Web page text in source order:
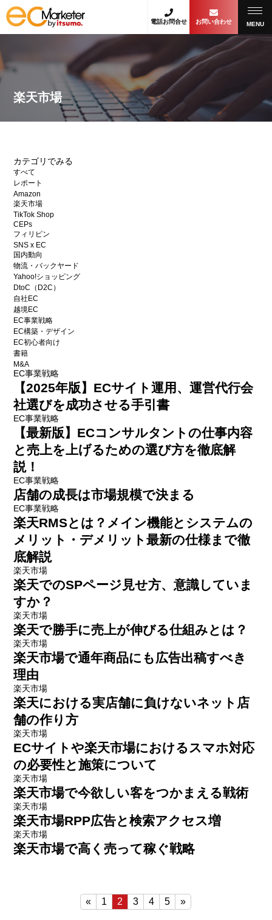
電話お問合せ お問い合わせ MENU
楽天市場
カテゴリでみる
すべて
レポート
Amazon
楽天市場
TikTok Shop
CEPs
フィリピン
SNS x EC
国内動向
物流・バックヤード
Yahoo!ショッピング
DtoC（D2C）
自社EC
越境EC
EC事業戦略
EC構築・デザイン
EC初心者向け
書籍
M&A
EC事業戦略
【2025年版】ECサイト運用、運営代行会
社選びを成功させる手引書
EC事業戦略
【最新版】ECコンサルタントの仕事内容
と売上を上げるための選び方を徹底解
説！
EC事業戦略
店舗の成長は市場規模で決まる
EC事業戦略
楽天RMSとは？メイン機能とシステムの
メリット・デメリット最新の仕様まで徹
底解説
楽天市場
楽天でのSPページ見せ方、意識していま
すか？
楽天市場
楽天で勝手に売上が伸びる仕組みとは？
楽天市場
楽天市場で通年商品にも広告出稿すべき
理由
楽天市場
楽天における実店舗に負けないネット店
舗の作り方
楽天市場
ECサイトや楽天市場におけるスマホ対応
の必要性と施策について
楽天市場
楽天市場で今欲しい客をつかまえる戦術
楽天市場
楽天市場RPP広告と検索アクセス増
楽天市場
楽天市場で高く売って稼ぐ戦略
« 1 2 3 4 5 »